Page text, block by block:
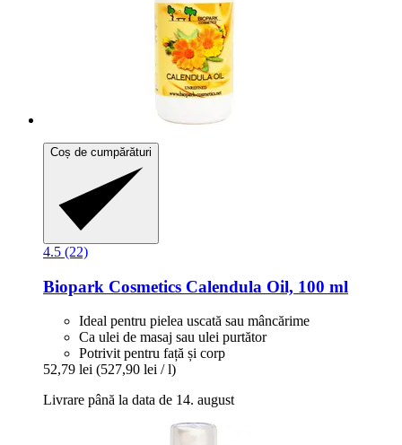
Coș de cumpărături
4.5 (22)
Biopark Cosmetics Calendula Oil, 100 ml
Ideal pentru pielea uscată sau mâncărime
Ca ulei de masaj sau ulei purtător
Potrivit pentru față și corp
52,79 lei (527,90 lei / l)
Livrare până la data de 14. august